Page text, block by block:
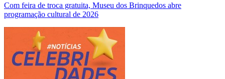
Com feira de troca gratuita, Museu dos Brinquedos abre
programação cultural de 2026